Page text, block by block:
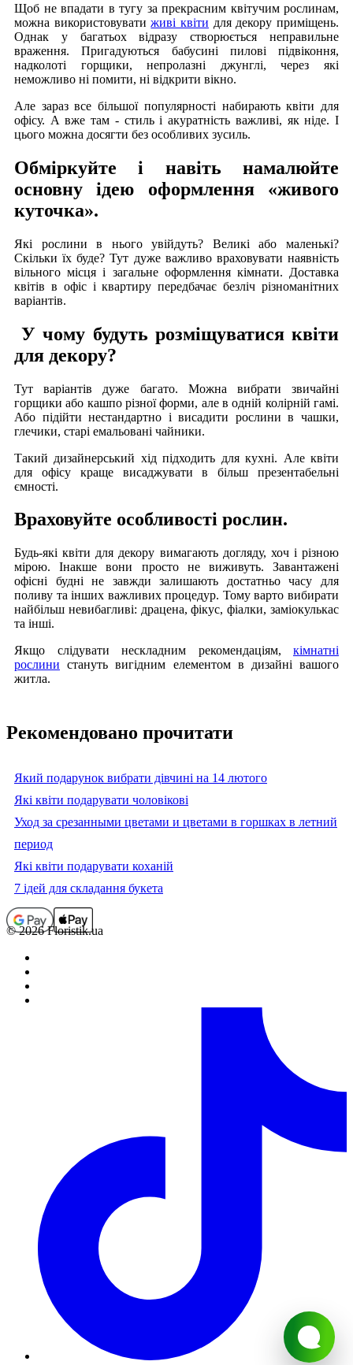
Щоб не впадати в тугу за прекрасним квітучим рослинам,
можна використовуватиживі квіти для декору приміщень.
Однак у багатьох відразу створюється неправильне
враження. Пригадуються бабусині пилові підвіконня,
надколоті горщики, непролазні джунглі, через які
неможливо ні помити, ні відкрити вікно.
Але зараз все більшої популярності набирають квіти для
офісу. А вже там - стиль і акуратність важливі, як ніде. І
цього можна досягти без особливих зусиль.
Обміркуйте і навіть намалюйте
основну ідею оформлення «живого
куточка».
Які рослини в нього увійдуть? Великі або маленькі?
Скільки їх буде? Тут дуже важливо враховувати наявність
вільного місця і загальне оформлення кімнати. Доставка
квітів в офіс і квартиру передбачає безліч різноманітних
варіантів.
У чому будуть розміщуватися квіти
для декору?
Тут варіантів дуже багато. Можна вибрати звичайні
горщики або кашпо різної форми, але в одній колірній гамі.
Або підійти нестандартно і висадити рослини в чашки,
глечики, старі емальовані чайники.
Такий дизайнерський хід підходить для кухні. Але квіти
для офісу краще висаджувати в більш презентабельні
ємності.
Враховуйте особливості рослин.
Будь-які квіти для декору вимагають догляду, хоч і різною
мірою. Інакше вони просто не виживуть. Завантажені
офісні будні не завжди залишають достатньо часу для
поливу та інших важливих процедур. Тому варто вибирати
найбільш невибагливі: драцена, фікус, фіалки, заміокулькас
та інші.
Якщо слідувати нескладним рекомендаціям, кімнатні
рослини стануть вигідним елементом в дизайні вашого
житла.
Рекомендовано прочитати
Який подарунок вибрати дівчині на 14 лютого
Які квіти подарувати чоловікові
Уход за срезанными цветами и цветами в горшках в летний
период
Які квіти подарувати коханій
7 ідей для складання букета
© 2026 Floristik.ua